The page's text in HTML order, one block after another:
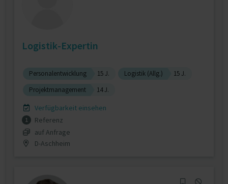
Logistik-Expertin
Personalentwicklung 15 J. Logistik (Allg.)
15 J.
Projektmanagement
14 J.
Verfügbarkeit einsehen
1
Referenz
auf Anfrage
D-Aschheim